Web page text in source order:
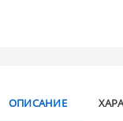
КУХНИ
ОПИСАНИЕ